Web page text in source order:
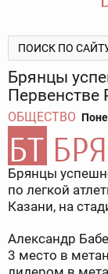
Брянцы
Первенстве
ОБЩЕСТВО
Брянцы
по легкой
Казани, на
Александр
3 место в